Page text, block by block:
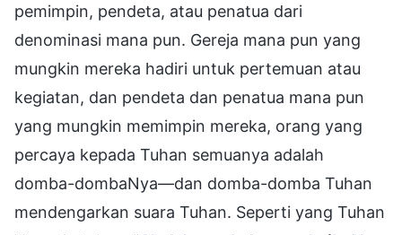
pemimpin, pendeta, atau penatua dari
denominasi mana pun. Gereja mana pun yang
mungkin mereka hadiri untuk pertemuan atau
kegiatan, dan pendeta dan penatua mana pun
yang mungkin memimpin mereka, orang yang
percaya kepada Tuhan semuanya adalah
domba-dombaNya—dan domba-domba Tuhan
mendengarkan suara Tuhan. Seperti yang Tuhan